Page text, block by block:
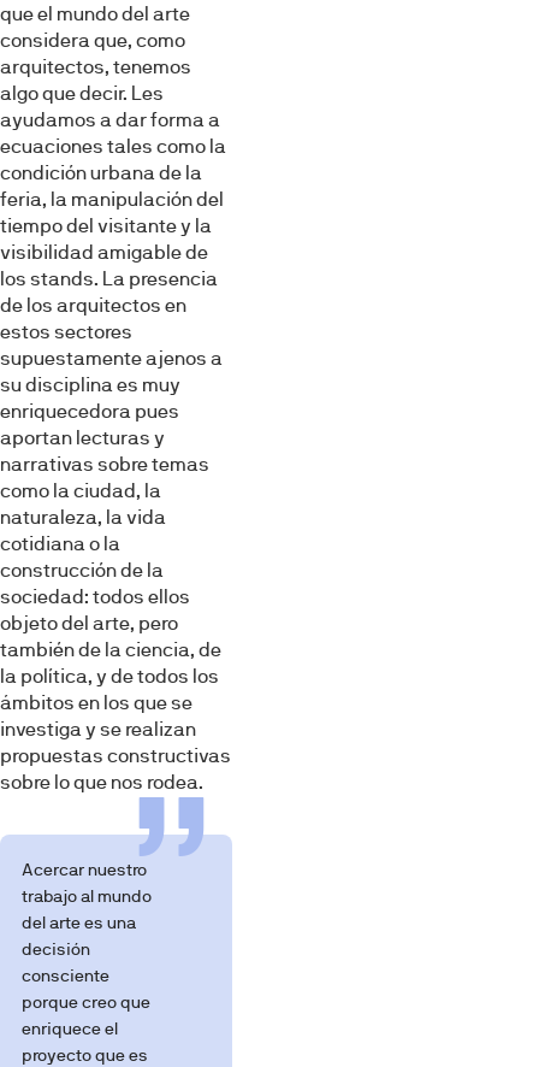
que el mundo del arte
considera que, como
arquitectos, tenemos
algo que decir. Les
ayudamos a dar forma a
ecuaciones tales como la
condición urbana de la
feria, la manipulación del
tiempo del visitante y la
visibilidad amigable de
los stands. La presencia
de los arquitectos en
estos sectores
supuestamente ajenos a
su disciplina es muy
enriquecedora pues
aportan lecturas y
narrativas sobre temas
como la ciudad, la
naturaleza, la vida
cotidiana o la
construcción de la
sociedad: todos ellos
objeto del arte, pero
también de la ciencia, de
la política, y de todos los
ámbitos en los que se
investiga y se realizan
propuestas constructivas
sobre lo que nos rodea.
Acercar nuestro
trabajo al mundo
del arte es una
decisión
consciente
porque creo que
enriquece el
proyecto que es